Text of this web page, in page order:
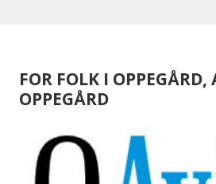
FOR FOLK I OPPEGÅRD,
OPPEGÅRD